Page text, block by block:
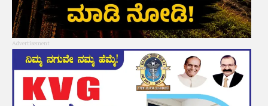
Advertisement